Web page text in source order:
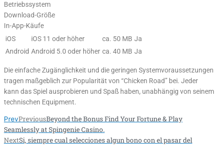
Betriebssystem
Download-Größe
In-App-Käufe
iOS
iOS 11 oder höher ca. 50 MB Ja
Android Android 5.0 oder höher ca. 40 MB Ja
Die einfache Zugänglichkeit und die geringen Systemvoraussetzungen
tragen maßgeblich zur Popularität von “Chicken Road” bei. Jeder
kann das Spiel ausprobieren und Spaß haben, unabhängig von seinem
technischen Equipment.
PrevPreviousBeyond the Bonus Find Your Fortune & Play
Seamlessly at Spingenie Casino.
NextSi, siempre cual selecciones algun bono con el pasar del